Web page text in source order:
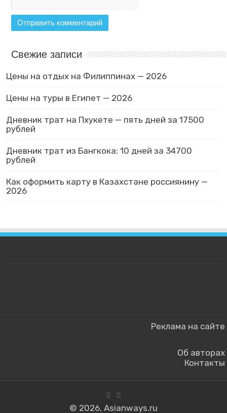
Свежие записи
Цены на отдых на Филиппинах — 2026
Цены на туры в Египет — 2026
Дневник трат на Пхукете — пять дней за 17500
рублей
Дневник трат из Бангкока: 10 дней за 34700
рублей
Как оформить карту в Казахстане россиянину —
2026
Реклама на сайте
Об авторах
Контакты
© 2026, Asianways.ru